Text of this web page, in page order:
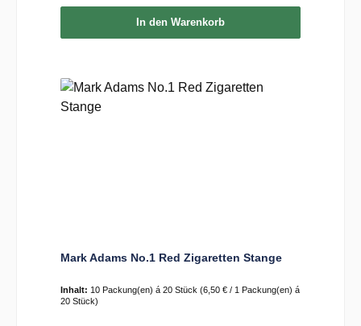
In den Warenkorb
Mark Adams No.1 Red Zigaretten Stange
Inhalt: 10 Packung(en) á 20 Stück (6,50 € / 1 Packung(en) á
20 Stück)